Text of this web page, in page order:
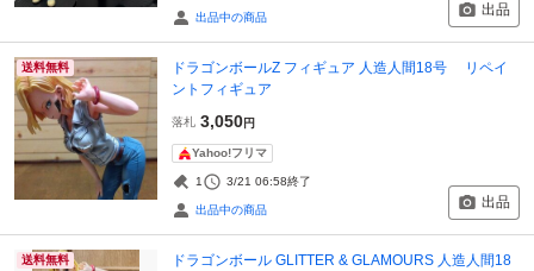
出品中の商品 出品
送料無料
ドラゴンボールZ フィギュア 人造人間18号 リペイ
ントフィギュア
落札 3,050円
Yahoo!フリマ
1 3/21 06:58終了
出品中の商品 出品
送料無料
ドラゴンボール GLITTER & GLAMOURS 人造人間18